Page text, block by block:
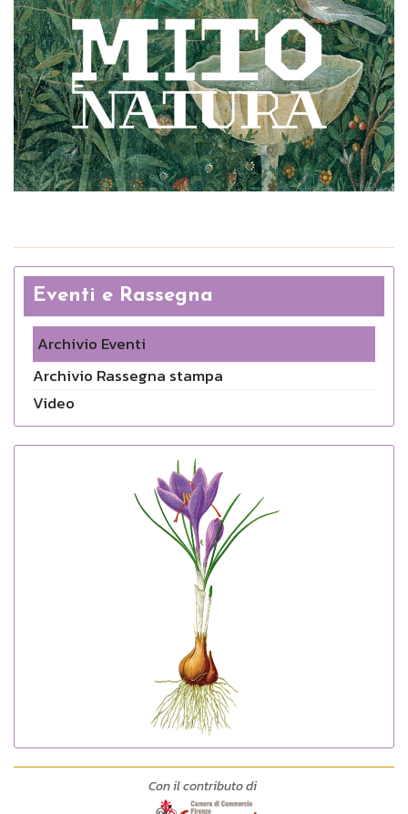
Eventi e Rassegna
Archivio Eventi
Archivio Rassegna stampa
Video
Con il contributo di